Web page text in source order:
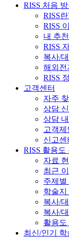
RISS 처음
RISS란
RISS
내 추
RISS
복사/
해외전
RISS
고객센터
자주
상담
상담
고객제
신고센
RISS 활용도
자료
최근
주제별
학술지
복사/
복사/
활용도
최신/인기 학